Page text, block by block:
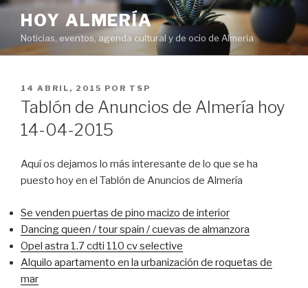
Saltar
contenido
HOY ALMERÍA
Noticias, eventos, agenda cultural y de ocio de Almería
PUBLICADO
EL
14 ABRIL, 2015 POR TSP
Tablón de Anuncios de Almería hoy
14-04-2015
Aquí os dejamos lo más interesante de lo que se ha
puesto hoy en el Tablón de Anuncios de Almería
Se venden puertas de pino macizo de interior
Dancing queen / tour spain / cuevas de almanzora
Opel astra 1.7 cdti 110 cv selective
Alquilo apartamento en la urbanización de roquetas de
mar